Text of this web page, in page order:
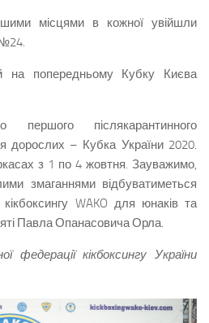
місцями в кожної увійшли
на попередньому Кубку Києва
післякарантинного
дорослих – Кубка України 2020.
з 1 по 4 жовтня. Зауважимо,
змаганнями відбуватиметься
WAKO для юнаків та
Павла Опанасовича Орла.
федерації кікбоксингу України